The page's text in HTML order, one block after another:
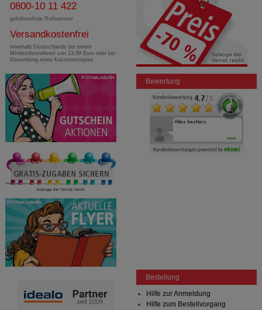
0800-10 11 422
gebührenfreie Rufnummer
Versandkostenfrei
innerhalb Deutschlands bei einem
Mindestbestellwert von 13,99 Euro oder bei
Einsendung eines Kassenrezeptes
Bewertung
Bestellung
Hilfe zur Anmeldung
Hilfe zum Bestellvorgang